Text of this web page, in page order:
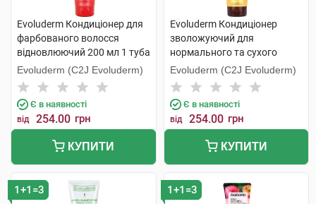
Evoluderm Кондиціонер для
фарбованого волосся
відновлюючий 200 мл 1 туба
Evoluderm (C2J Evoluderm)
Є в наявності
від 254.00 грн
КУПИТИ
Evoluderm Кондиціонер
зволожуючий для
нормального та сухого
волосся 200 мл 1 туба
Evoluderm (C2J Evoluderm)
Є в наявності
від 254.00 грн
КУПИТИ
1+1=3 1+1=3